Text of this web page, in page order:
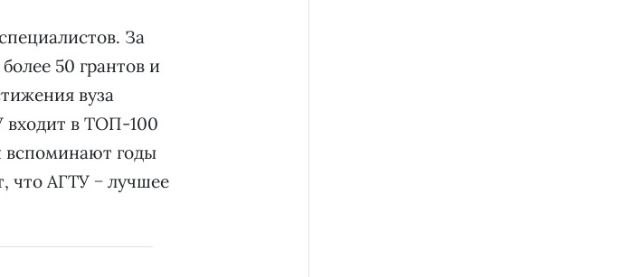
За
50 грантов и
вуза
входит в ТОП-100
вспоминают годы
что АГТУ − лучшее